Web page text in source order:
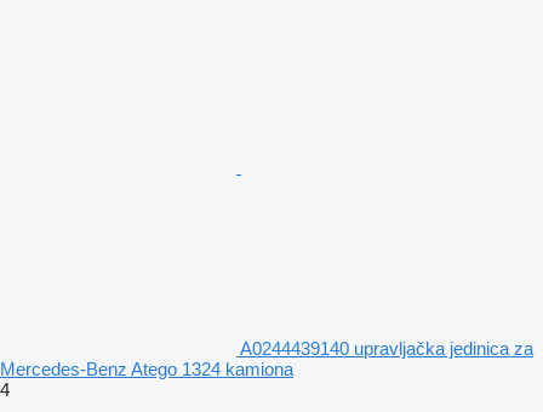
A0244439140 upravljačka jedinica za
Mercedes-Benz Atego 1324 kamiona
4